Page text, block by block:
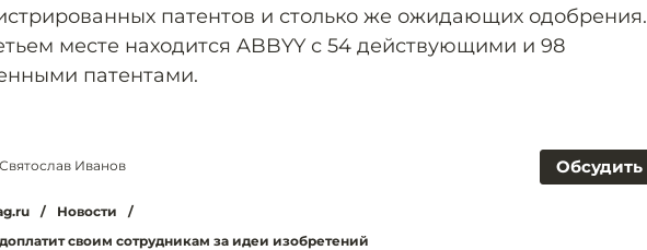
патентов и столько же ожидающих одобрения.
месте находится ABBYY с 54 действующими и 98
патентами.
Обсудить
Святослав Иванов
/ Новости
/
своим сотрудникам за идеи изобретений